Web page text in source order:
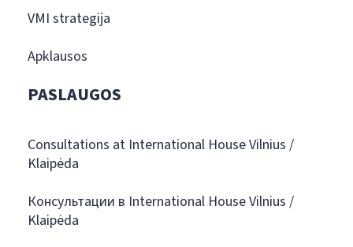
VMI strategija
Apklausos
PASLAUGOS
Consultations at International House Vilnius /
Klaipėda
Консультации в International House Vilnius /
Klaipėda